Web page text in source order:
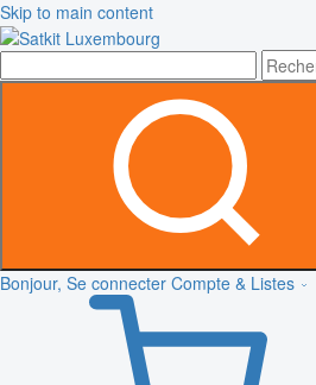
Skip to main content
Bonjour, Se connecter Compte & Listes